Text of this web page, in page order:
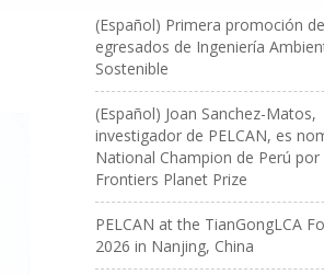
(Español) Primera promoción de
egresados de Ingeniería
Sostenible
(Español) Joan Sanchez-Matos,
investigador de PELCAN, es
National Champion de Perú por
Frontiers Planet Prize
PELCAN at the TianGongLCA
2026 in Nanjing, China